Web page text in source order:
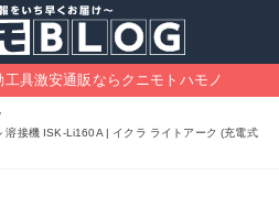
工具激安通販ならクニモトハモノ
溶接機 ISK-Li160A | イクラ ライトアーク (充電式